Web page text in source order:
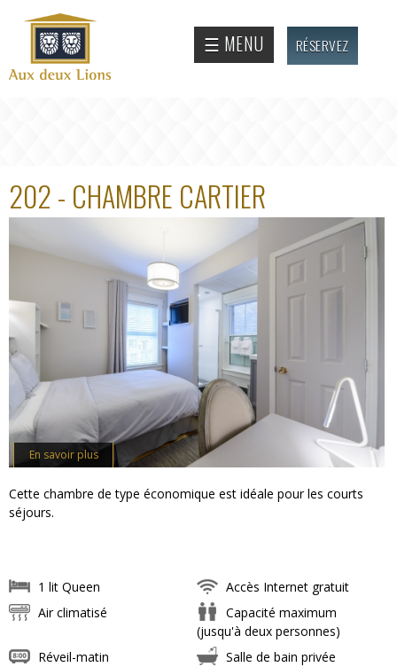
Site
officiel
de
☰ MENU RÉSERVEZ
202 - CHAMBRE CARTIER
En savoir plus
Cette chambre de type économique est idéale pour les courts
séjours.
1 lit Queen
Accès Internet gratuit
Air climatisé
Capacité maximum
(jusqu'à deux personnes)
Réveil-matin
Salle de bain privée